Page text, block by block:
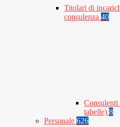
Titolari di
consulenza 40
Consulenti
tabelle) 8
Personale 626